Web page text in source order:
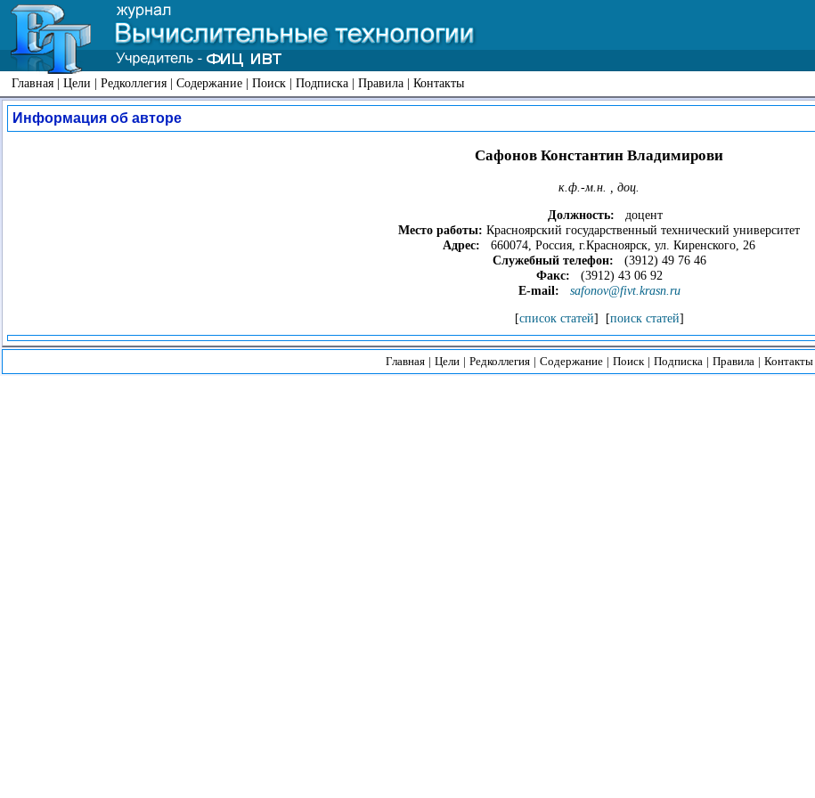
Главная | Цели | Редколлегия | Содержание | Поиск | Подписка | Правила | Контакты
Информация об авторе
Сафонов Константин Владимирови
к.ф.-м.н. , доц.
Должность: доцент
Место работы: Красноярский государственный технический университет
Адрес: 660074, Россия, г.Красноярск, ул. Киренского, 26
Служебный телефон: (3912) 49 76 46
Факс: (3912) 43 06 92
E-mail:
safonov@fivt.krasn.ru
[список статей] [поиск статей]
Главная | Цели | Редколлегия | Содержание | Поиск | Подписка | Правила | Контакты